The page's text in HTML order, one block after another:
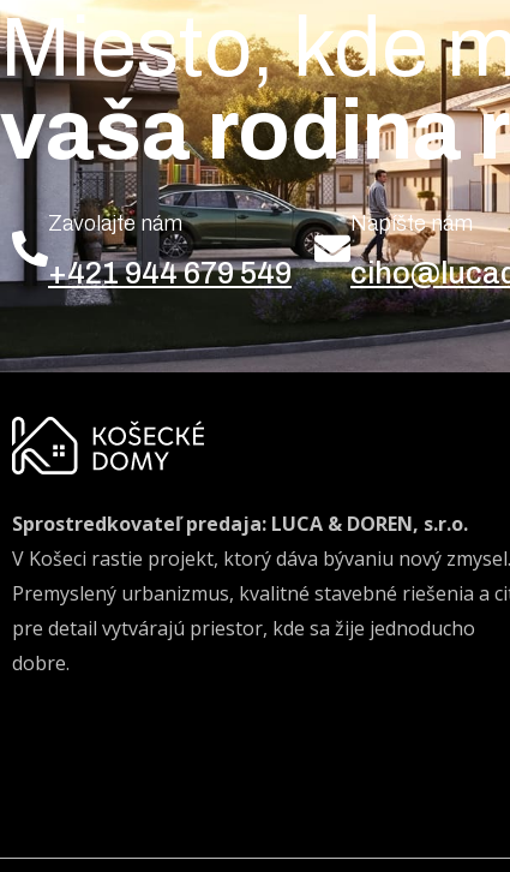
Miesto, kde
vaša rodina
Zavolajte nám
+421 944 679 549
Napíšte nám
Sprostredkovateľ predaja: LUCA & DOREN, s.r.o.
V Košeci rastie projekt, ktorý dáva bývaniu nový zmysel.
Premyslený urbanizmus, kvalitné stavebné riešenia a
pre detail vytvárajú priestor, kde sa žije jednoducho
dobre.